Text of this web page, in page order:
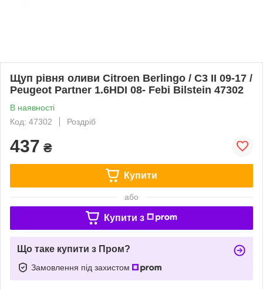
Щуп рівня оливи Citroen Berlingo / C3 II 09-17 /
Peugeot Partner 1.6HDI 08- Febi Bilstein 47302
В наявності
Код: 47302
Роздріб
437 ₴
Купити
або
Купити з
Що таке купити з Пром?
Замовлення під захистом